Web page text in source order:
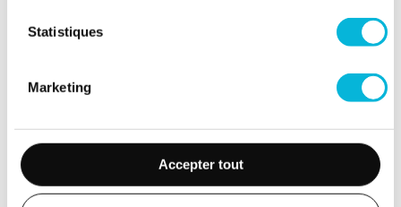
Statistiques
Marketing
Accepter tout
tous, sans discrimination de quelque nature qu’elle
Comment éliminer les obstacles dans l’accès
situation de handicap ?
Certaines personnes rencontrent des difficultés à
se rendre à l’hôpital et à se faire soigner. Elles ont